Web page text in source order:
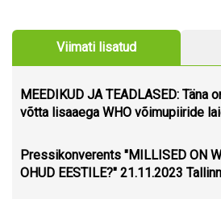
Viimati lisatud
MEEDIKUD JA TEADLASED: Täna
võtta lisaaega WHO võimupiiride
Pressikonverents "MILLISED ON
OHUD EESTILE?" 21.11.2023